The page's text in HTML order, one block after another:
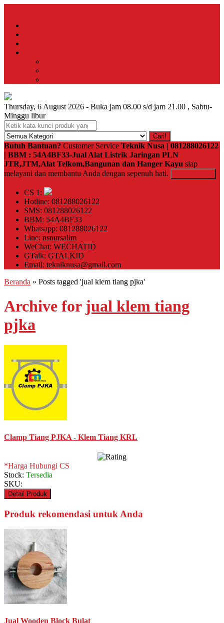
Thursday, 6 August 2026 - Buka jam 08.00 s/d jam 21.00 , Sabtu-
Minggu libur
Cari!
Butuh Bantuan? Customer Service Teknik Nusa | 081288026122
| BBM : 54A4BF33-Jual Alat Listrik Jaringan PLN
JTR,JTM,Alat Telkom,Bangunan dan Hanger Kayu siap
melayani dan membantu Anda dengan sepenuh hati.
CS 1:
Hotline: 081288026122
SMS: 081288026122
BBM: 54A4BF33
Whatsapp: 081288026122
Line: nsnursalim
WeChat: WECHATID
GTalk: GTALKID
Email: tekniknusa@gmail.com
Beranda » Posts tagged 'jual klem tiang pjka'
Archive for jual klem tiang
pjka
Clamp Tiang PJKA - Klem Tiang KRL
*Harga Hubungi CS
Stock: Tersedia
SKU:
Detail Produk
Produk rekomendasi untuk Anda
Jual Wooden Block Bulat